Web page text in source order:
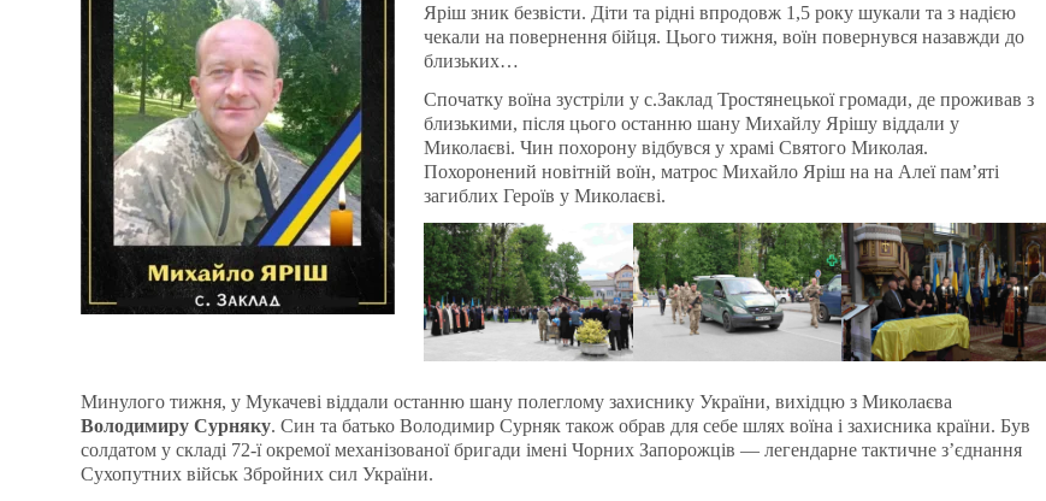
Яріш зник безвісти. Діти та рідні впродовж 1,5 року шукали та з надією
чекали на повернення бійця. Цього тижня, воїн повернувся назавжди до
близьких…
Спочатку воїна зустріли у с.Заклад Тростянецької громади, де проживав з
близькими, після цього останню шану Михайлу Ярішу віддали у
Миколаєві. Чин похорону відбувся у храмі Святого Миколая.
Похоронений новітній воїн, матрос Михайло Яріш на на Алеї пам’яті
загиблих Героїв у Миколаєві.
Минулого тижня, у Мукачеві віддали останню шану полеглому захиснику України, вихідцю з Миколаєва
Володимиру Сурняку. Син та батько Володимир Сурняк також обрав для себе шлях воїна і захисника країни. Був
солдатом у складі 72-ї окремої механізованої бригади імені Чорних Запорожців — легендарне тактичне з’єднання
Сухопутних військ Збройних сил України.